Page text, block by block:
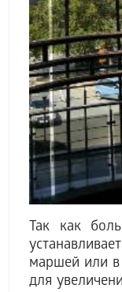
Так как
маршей или в
для